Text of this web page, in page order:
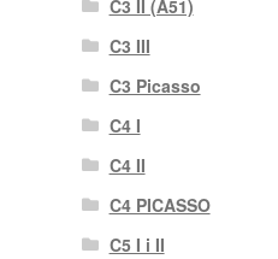
C3 II (A51)
C3 III
C3 Picasso
C4 I
C4 II
C4 PICASSO
C5 I i II